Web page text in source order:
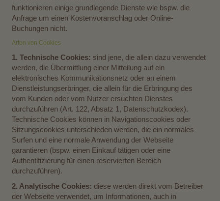
funktionieren einige grundlegende Dienste wie bspw. die
Anfrage um einen Kostenvoranschlag oder Online-
Buchungen nicht.
Arten von Cookies
1. Technische Cookies: sind jene, die allein dazu verwendet
werden, die Übermittlung einer Mitteilung auf ein
elektronisches Kommunikationsnetz oder an einem
Dienstleistungserbringer, die allein für die Erbringung des
vom Kunden oder vom Nutzer ersuchten Dienstes
durchzuführen (Art. 122, Absatz 1, Datenschutzkodex).
Technische Cookies können in Navigationscookies oder
Sitzungscookies unterschieden werden, die ein normales
Surfen und eine normale Anwendung der Webseite
garantieren (bspw. einen Einkauf tätigen oder eine
Authentifizierung für einen reservierten Bereich
durchzuführen).
2. Analytische Cookies: diese werden direkt vom Betreiber
der Webseite verwendet, um Informationen, auch in